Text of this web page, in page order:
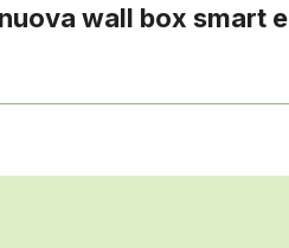
wall box smart e